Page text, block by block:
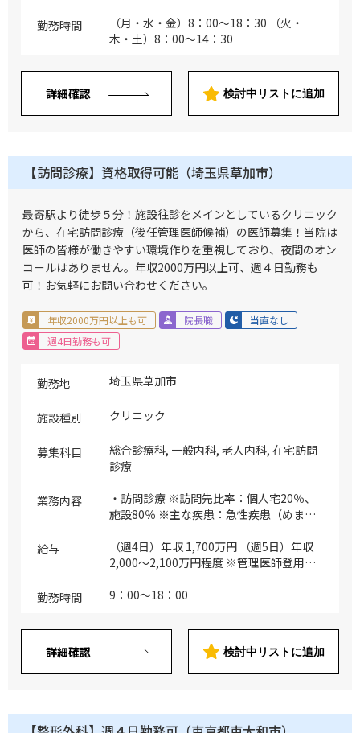
給予定（1件につき2万円を想定し年間60
～100件の見込み）
勤務時間
（月・水・金）8：00～18：30 （火・
木・土）8：00～14：30
詳細確認 検討中リストに追加
【訪問診療】資格取得可能（埼玉県草加市）
最寄駅より徒歩５分！施設往診をメインとしているクリニック
から、在宅訪問診療（後任管理医師候補）の医師募集！当院は
医師の皆様が働きやすい環境作りを重視しており、夜間のオン
コールはありません。年収2000万円以上可、週４日勤務も
可！お気軽にお問い合わせください。
年収2000万円以上も可 院長職
当直なし
週4日勤務も可
勤務地 埼玉県草加市
施設種別 クリニック
募集科目
総合診療科, 一般内科, 老人内科, 在宅訪問
診療
業務内容
・訪問診療 ※訪問先比率：個人宅20％、
施設80％ ※主な疾患：急性疾患（めま
疾患（不眠症、胃十二指腸潰瘍、逆流性食
道炎、肝臓病、胆石、腎疾患）、老人性慢
手）、看護師の2～3名体制
給与
（週4日）年収 1,700万円 （週5日）年収
2,000～2,100万円程度 ※管理医師登用時
勤務時間
9：00～18：00
詳細確認 検討中リストに追加